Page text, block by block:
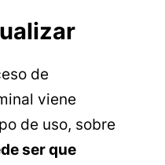
de
viene
de uso, sobre
ser que